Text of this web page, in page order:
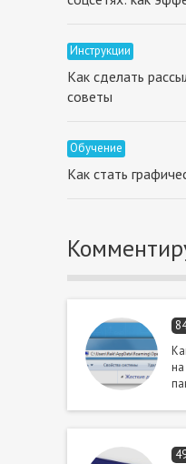
Инструкции
Как сделать
советы
Обучение
Как стать